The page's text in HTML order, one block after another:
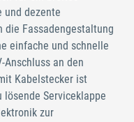
und dezente
die Fassadengestaltung
einfache und schnelle
Anschluss an den
Kabelstecker ist
Serviceklappe
zur